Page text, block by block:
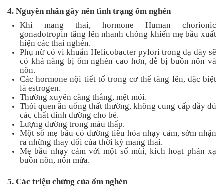
4. Nguyên nhân gây nên tình trạng ốm nghén
Khi mang thai, hormone Human chorionic
gonadotropin tăng lên nhanh chóng khiến mẹ bầu xuất
hiện các thai nghén.
Phụ nữ có vi khuẩn Helicobacter pylori trong dạ dày sẽ
có khả năng bị ốm nghén cao hơn, dễ bị buồn nôn và
nôn.
Các hormone nội tiết tố trong cơ thể tăng lên, đặc biệt
là estrogen.
Thường xuyên căng thẳng, mệt mỏi.
Thói quen ăn uống thất thường, không cung cấp đầy đủ
các chất dinh dưỡng cho bé.
Lượng đường trong máu thấp.
Một số mẹ bầu có đường tiêu hóa nhạy cảm, sớm nhận
ra những thay đổi của thời kỳ mang thai.
Mẹ bầu nhạy cảm với một số mùi, kích hoạt phản xạ
buồn nôn, nôn mửa.
5. Các triệu chứng của ốm nghén